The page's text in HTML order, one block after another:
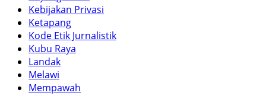
Kebijakan Privasi
Ketapang
Kode Etik Jurnalistik
Kubu Raya
Landak
Melawi
Mempawah